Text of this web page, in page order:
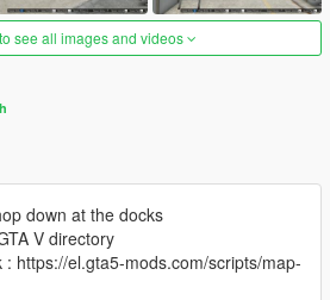
see all images and videos
down at the docks
V directory
https://el.gta5-mods.com/scripts/map-